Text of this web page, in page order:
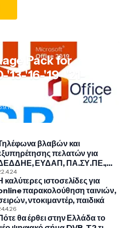
Pack for
'16-'19- '21-
βλαβών και
πελατών για
ΕΥΔΑΠ, ΠΑ.ΣΥ.ΠΕ.,
NOVA, VODAFONE
καλύτερες ιστοσελίδες για
παρακολούθηση ταινιών,
ντοκιμαντέρ, παιδικά
θα έρθει στην Ελλάδα το